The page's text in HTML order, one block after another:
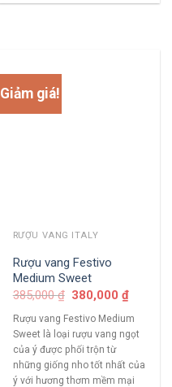
Giảm giá!
RƯỢU VANG ITALY
Rượu vang Festivo
Medium Sweet
385,000₫ 380,000₫
Rượu vang Festivo Medium
Sweet là loại rượu vang ngọt
của ý được phối trộn từ
những giống nho tốt nhất của
ý với hương thơm mềm mại